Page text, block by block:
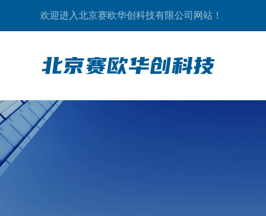
欢迎进入北京赛欧华创科技有限公司网站！